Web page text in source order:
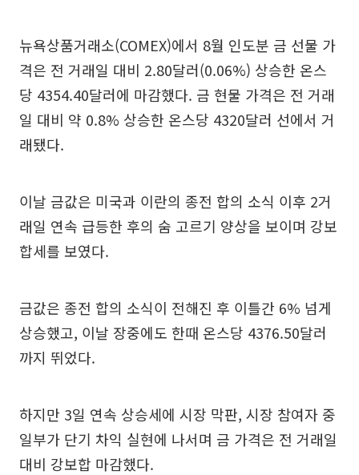
뉴욕상품거래소(COMEX)에서 8월 인도분 금 선물 가
격은 전 거래일 대비 2.80달러(0.06%) 상승한 온스
당 4354.40달러에 마감했다. 금 현물 가격은 전 거래
일 대비 약 0.8% 상승한 온스당 4320달러 선에서 거
래됐다.
이날 금값은 미국과 이란의 종전 합의 소식 이후 2거
래일 연속 급등한 후의 숨 고르기 양상을 보이며 강보
합세를 보였다.
금값은 종전 합의 소식이 전해진 후 이틀간 6% 넘게
상승했고, 이날 장중에도 한때 온스당 4376.50달러
까지 뛰었다.
하지만 3일 연속 상승세에 시장 막판, 시장 참여자 중
일부가 단기 차익 실현에 나서며 금 가격은 전 거래일
대비 강보합 마감했다.